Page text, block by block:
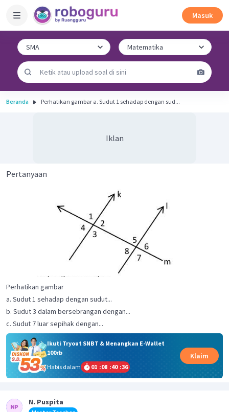
Masuk
Beranda Perhatikan gambar a. Sudut 1 sehadap dengan sud...
Iklan
Pertanyaan
Perhatikan gambar
a. Sudut 1 sehadap dengan sudut...
b. Sudut 3 dalam bersebrangan dengan...
c. Sudut 7 luar sepihak dengan...
Ikuti Tryout SNBT & Menangkan E-Wallet
100rb
Habis dalam
01 :08 :40 :36
Klaim
N. Puspita